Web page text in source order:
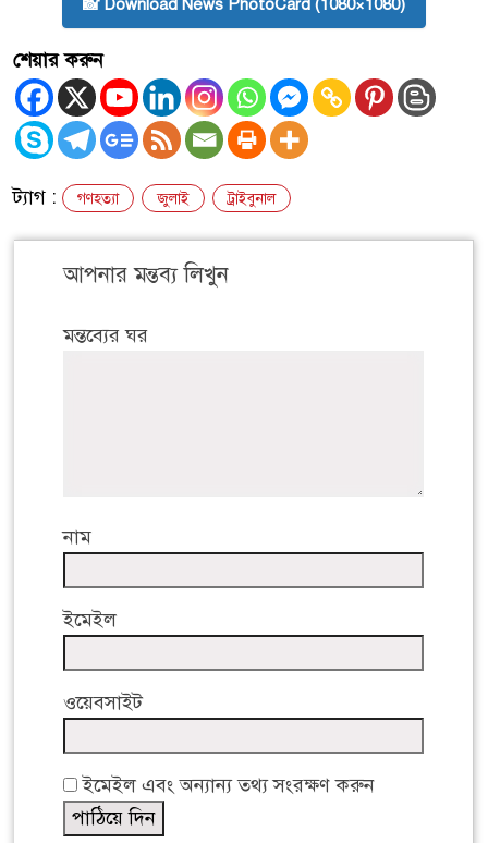
📸 Download News PhotoCard (1080×1080)
শেয়ার করুন
ট্যাগ : গণহত্যা জুলাই ট্রাইবুনাল
আপনার মন্তব্য লিখুন
মন্তব্যের ঘর
নাম
ইমেইল
ওয়েবসাইট
ইমেইল এবং অন্যান্য তথ্য সংরক্ষণ করুন